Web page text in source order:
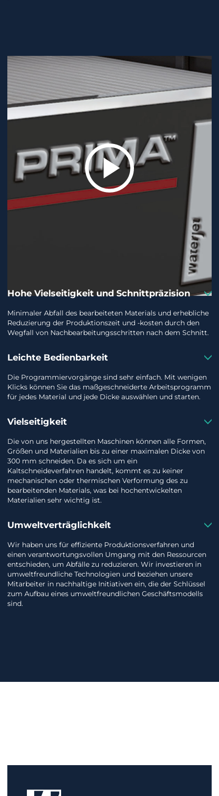
Hohe Vielseitigkeit und Schnittpräzision
Minimaler Abfall des bearbeiteten Materials und erhebliche
Reduzierung der Produktionszeit und -kosten durch den
Wegfall von Nachbearbeitungsschritten nach dem Schnitt.
Leichte Bedienbarkeit
Die Programmiervorgänge sind sehr einfach. Mit wenigen
Klicks können Sie das maßgeschneiderte Arbeitsprogramm
für jedes Material und jede Dicke auswählen und starten.
Vielseitigkeit
Die von uns hergestellten Maschinen können alle Formen,
Größen und Materialien bis zu einer maximalen Dicke von
300 mm schneiden. Da es sich um ein
Kaltschneideverfahren handelt, kommt es zu keiner
mechanischen oder thermischen Verformung des zu
bearbeitenden Materials, was bei hochentwickelten
Materialien sehr wichtig ist.
Umweltverträglichkeit
Wir haben uns für effiziente Produktionsverfahren und
einen verantwortungsvollen Umgang mit den Ressourcen
entschieden, um Abfälle zu reduzieren. Wir investieren in
umweltfreundliche Technologien und beziehen unsere
Mitarbeiter in nachhaltige Initiativen ein, die der Schlüssel
zum Aufbau eines umweltfreundlichen Geschäftsmodells
sind.